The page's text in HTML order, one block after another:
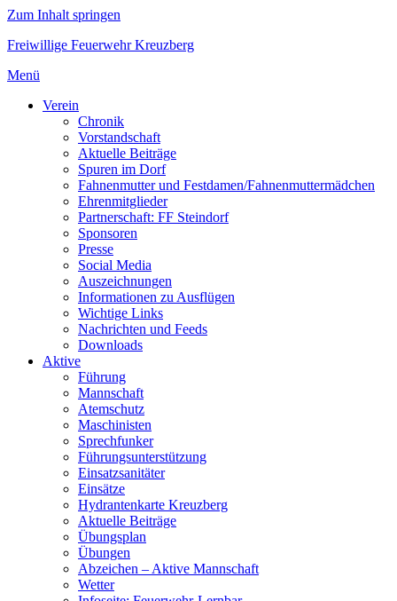
Zum Inhalt springen
Freiwillige Feuerwehr Kreuzberg
Menü
Verein
Chronik
Vorstandschaft
Aktuelle Beiträge
Spuren im Dorf
Fahnenmutter und Festdamen/Fahnenmuttermädchen
Ehrenmitglieder
Partnerschaft: FF Steindorf
Sponsoren
Presse
Social Media
Auszeichnungen
Informationen zu Ausflügen
Wichtige Links
Nachrichten und Feeds
Downloads
Aktive
Führung
Mannschaft
Atemschutz
Maschinisten
Sprechfunker
Führungsunterstützung
Einsatzsanitäter
Einsätze
Hydrantenkarte Kreuzberg
Aktuelle Beiträge
Übungsplan
Übungen
Abzeichen – Aktive Mannschaft
Wetter